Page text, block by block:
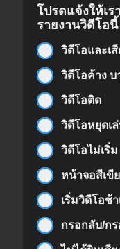
โปรดแจ้งให้เ
รายงานวิดีโอนี้
วิดีโอและเ
วิดีโอค้าง บ
วิดีโอติด
วิดีโอหยุดเ
วิดีโอไม่เริ่ม
หน้าจอสีเขี
เริ่มวิดีโอช้า
กรอกลับ/ก